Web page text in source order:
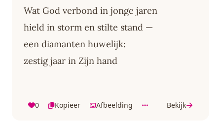
Wat God verbond in jonge jaren
hield in storm en stilte stand —
een diamanten huwelijk:
zestig jaar in Zijn hand
0 Kopieer Afbeelding Bekijk